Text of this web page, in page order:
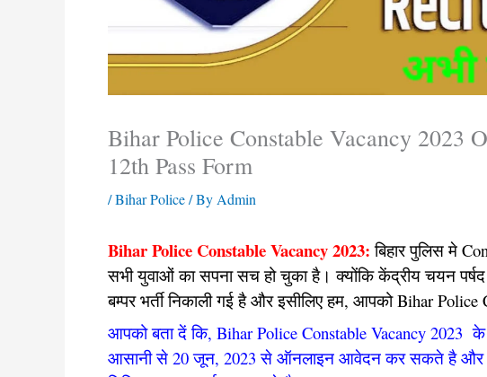
Bihar Police Constable Vacancy 2023
12th Pass Form
/Bihar Police/ ByAdmin
Bihar Police Constable Vacancy 2023: बिहार पुलिस मे
सभी युवाओं का सपना सच हो चुका है। क्योंकि केंद्रीय चयन पर्षद (
बम्पर भर्ती निकाली गई है और इसीलिए हम, आपको Bihar
आपको बता दें कि, Bihar Police Constable Vacancy 2023
आसानी से 20 जून, 2023 से ऑनलाइन आवेदन कर सकते है और